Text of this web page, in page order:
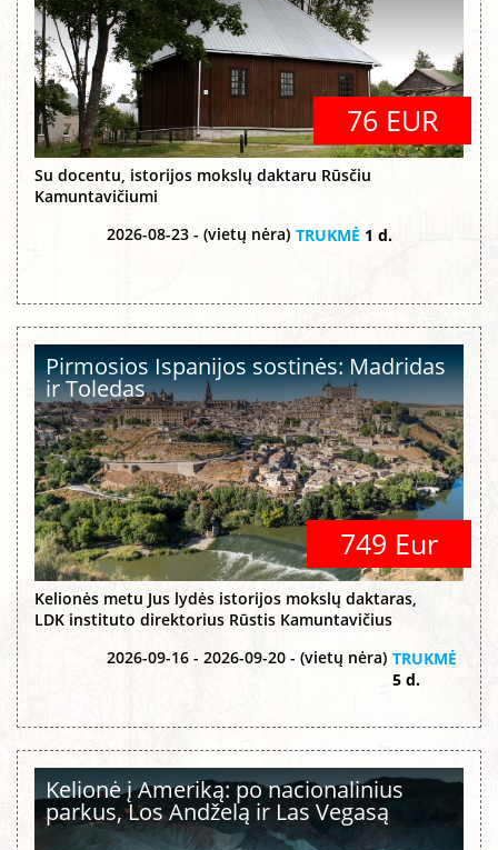
76 EUR
Su docentu, istorijos mokslų daktaru Rūsčiu
Kamuntavičiumi
2026-08-23 - (vietų nėra) TRUKMĖ 1 d.
Pirmosios Ispanijos sostinės: Madridas
ir Toledas
749 Eur
Kelionės metu Jus lydės istorijos mokslų daktaras,
LDK instituto direktorius Rūstis Kamuntavičius
2026-09-16 - 2026-09-20 - (vietų nėra) TRUKMĖ
5 d.
Kelionė į Ameriką: po nacionalinius
parkus, Los Andželą ir Las Vegasą